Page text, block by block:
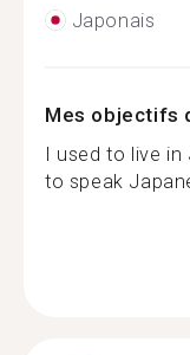
Japonais
Mes objectifs
I used to live in
to speak